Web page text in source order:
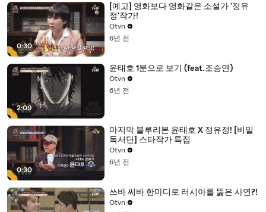
0:30
[예고] 영화보다 영화같은 소설가 '정유
정'작가!
Otvn
6년 전
2:09
윤태호 1분으로 보기 (feat.조승연)
Otvn
6년 전
0:30
마지막 블루리본 윤태호 X 정유정! [비밀
독서단] 스타작가 특집
Otvn
6년 전
쓰바 씨바 한마디로 러시아를 뚫은 사연?!
Otvn